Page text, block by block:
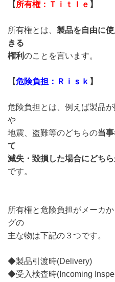
【所有権：Ｔｉｔｌｅ 】
所有権とは、 製品を自由に
きる
権利のことを言います。
【危険負担：Ｒｉｓｋ 】
危険負担とは、例えば製品
や
地震、盗難等のどちらの当
て
滅失・毀損した場合にどち
です。
所有権と危険負担がメーカ
グの
主な物は下記の３つです。
◆製品引渡時(Delivery)
◆受入検査時(Incoming